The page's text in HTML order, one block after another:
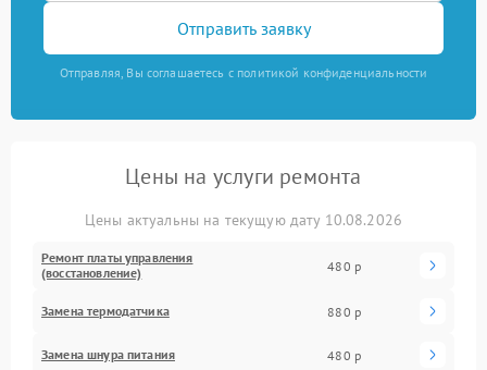
Отправить заявку
Отправляя, Вы соглашаетесь с политикой конфиденциальности
Цены на услуги ремонта
Цены актуальны на текущую дату 10.08.2026
Ремонт платы управления
(восстановление)
480 р
Замена термодатчика 880 р
Замена шнура питания 480 р